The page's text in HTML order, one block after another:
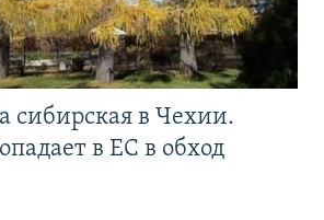
сибирская в Чехии.
в ЕС в обход